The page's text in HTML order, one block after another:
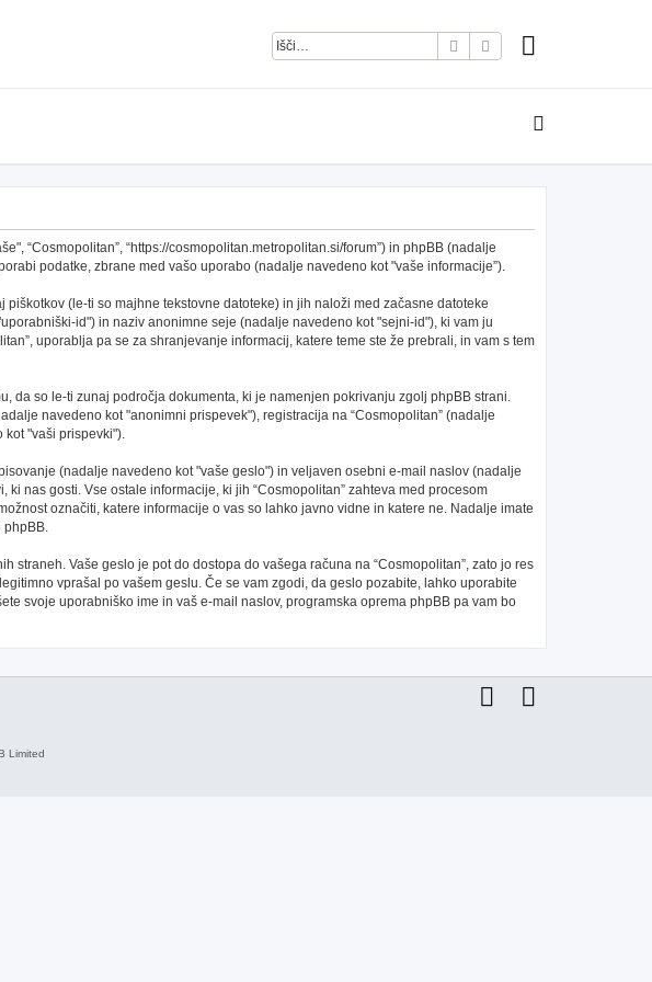
IskanjeNapredno iskanje
“Cosmopolitan”, “https://cosmopolitan.metropolitan.si/forum”) in phpBB (nadalje
podatke, zbrane med vašo uporabo (nadalje navedeno kot "vaše informacije”).
(le-ti so majhne tekstovne datoteke) in jih naloži med začasne datoteke
id") in naziv anonimne seje (nadalje navedeno kot "sejni-id"), ki vam ju
uporablja pa se za shranjevanje informacij, katere teme ste že prebrali, in vam s tem
da so le-ti zunaj področja dokumenta, ki je namenjen pokrivanju zgolj phpBB strani.
navedeno kot "anonimni prispevek"), registracija na “Cosmopolitan” (nadalje
kot "vaši prispevki").
(nadalje navedeno kot "vaše geslo") in veljaven osebni e-mail naslov (nadalje
nas gosti. Vse ostale informacije, ki jih “Cosmopolitan” zahteva med procesom
označiti, katere informacije o vas so lahko javno vidne in katere ne. Nadalje imate
phpBB.
Vaše geslo je pot do dostopa do vašega računa na “Cosmopolitan”, zato jo res
vprašal po vašem geslu. Če se vam zgodi, da geslo pozabite, lahko uporabite
svoje uporabniško ime in vaš e-mail naslov, programska oprema phpBB pa vam bo
Limited